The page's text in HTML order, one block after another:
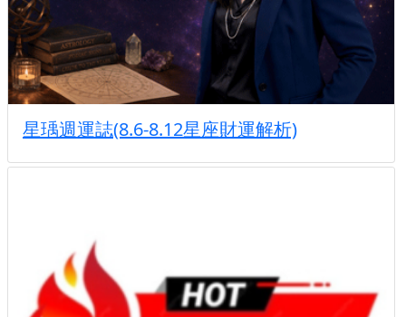
星瑀週運誌(8.6-8.12星座財運解析)